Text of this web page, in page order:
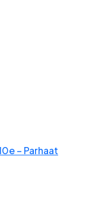
– Parhaat